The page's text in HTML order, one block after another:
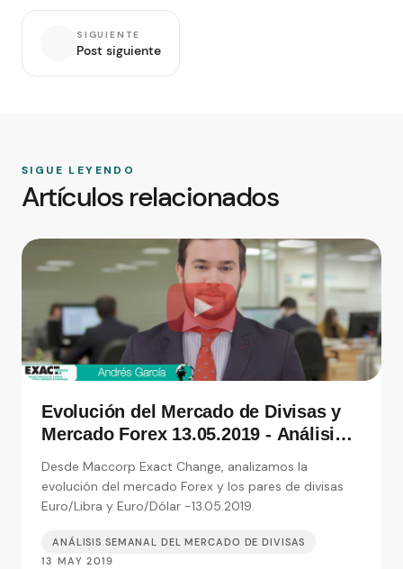
SIGUIENTE
Post siguiente
SIGUE LEYENDO
Artículos relacionados
Evolución del Mercado de Divisas y
Mercado Forex 13.05.2019 - Análisis
de moneda
Desde Maccorp Exact Change, analizamos la
evolución del mercado Forex y los pares de divisas
Euro/Libra y Euro/Dólar -13.05.2019.
ANÁLISIS SEMANAL DEL MERCADO DE DIVISAS
13 MAY 2019